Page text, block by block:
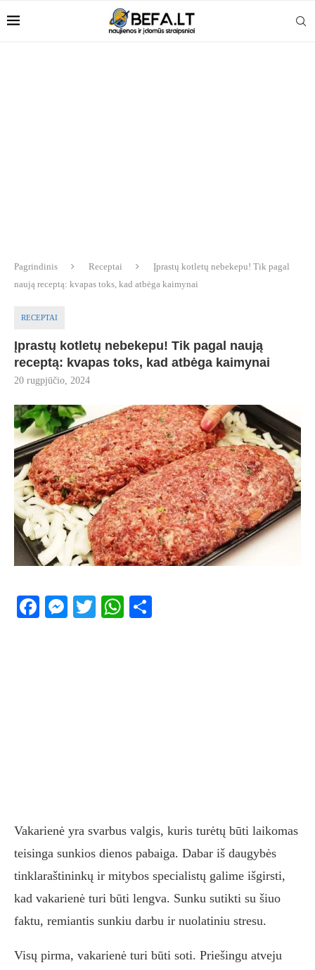
Pagrindinis Receptai
Įprastų kotletų nebekepu! Tik pagal
naują receptą: kvapas toks, kad atbėga kaimynai
RECEPTAI
Įprastų kotletų nebekepu! Tik pagal naują
receptą: kvapas toks, kad atbėga kaimynai
20 rugpjūčio, 2024
Facebook
Messenger
TwitterWhatsApp
Vakarienė yra svarbus valgis, kuris turėtų būti laikomas
teisinga sunkios dienos pabaiga. Dabar iš daugybės
tinklaraštininkų ir mitybos specialistų galime išgirsti,
kad vakarienė turi būti lengva. Sunku sutikti su šiuo
faktu, remiantis sunkiu darbu ir nuolatiniu stresu.
Visų pirma, vakarienė turi būti soti. Priešingu atveju